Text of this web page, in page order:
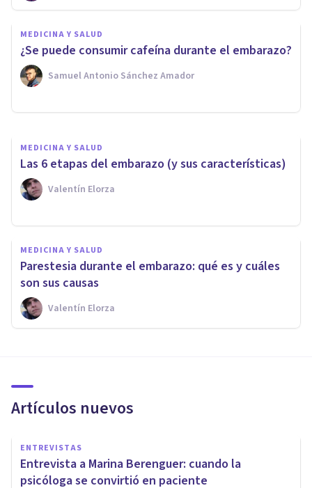
MEDICINA Y SALUD
¿Se puede consumir cafeína durante el embarazo?
Samuel Antonio Sánchez Amador
Síndrome de ovario
poliquístico: síntomas, causas
y efectos en el cuerpo
MEDICINA Y SALUD
Las 6 etapas del embarazo (y sus características)
Valentín Elorza
MEDICINA Y SALUD
Parestesia durante el embarazo: qué es y cuáles
son sus causas
Valentín Elorza
Artículos nuevos
ENTREVISTAS
Entrevista a Marina Berenguer: cuando la
psicóloga se convirtió en paciente